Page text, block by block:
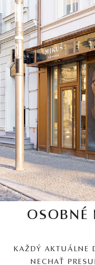
OSOBNÉ
KAŽDÝ AKTUÁLNE
NECHAŤ